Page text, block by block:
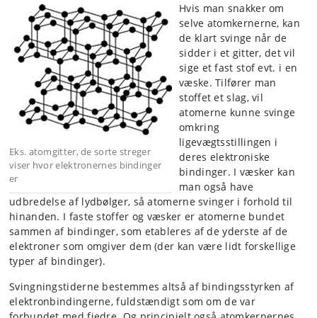
Eks. atomgitter, de sorte streger
viser hvor elektronernes bindinger
er
Hvis man snakker om
selve atomkernerne, kan
de klart svinge når de
sidder i et gitter, det vil
sige et fast stof evt. i en
væske. Tilfører man
stoffet et slag, vil
atomerne kunne svinge
omkring
ligevægtsstillingen i
deres elektroniske
bindinger. I væsker kan
man også have
udbredelse af lydbølger, så atomerne svinger i forhold til
hinanden. I faste stoffer og væsker er atomerne bundet
sammen af bindinger, som etableres af de yderste af de
elektroner som omgiver dem (der kan være lidt forskellige
typer af bindinger).
Svingningstiderne bestemmes altså af bindingsstyrken af
elektronbindingerne, fuldstændigt som om de var